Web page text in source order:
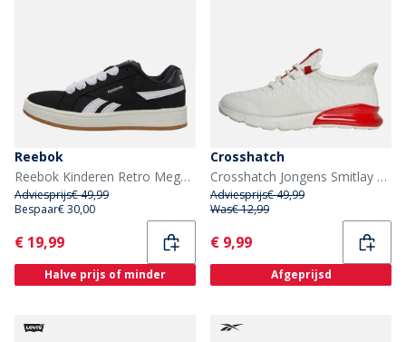
Reebok
Reebok Kinderen Retro Mega Sneakers Zwart/Wit/Gum
Adviesprijs€ 49,99
Bespaar€ 30,00
Current
€ 19,99
Halve prijs of minder
Crosshatch
Crosshatch Jongens Smitlay Sneakers Wit/Rood
Adviesprijs€ 49,99
Was€ 12,99
Current
€ 9,99
Afgeprijsd